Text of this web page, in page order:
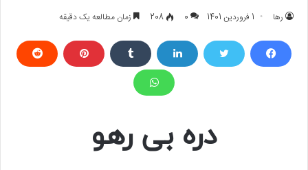
رها 1 فروردین 1401 0
208 زمان مطالعه یک دقیقه
دره بی رهو